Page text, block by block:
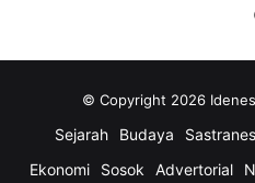
Muhammad Udin
© Copyright 2026
Sejarah Budaya
Ekonomi
Sosok Advertorial